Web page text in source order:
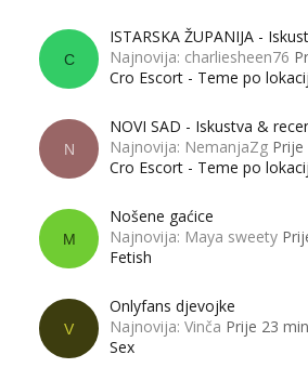
C
ISTARSKA ŽUPANIJA -
Najnovija: charliesheen76
Cro Escort - Teme po
N
NOVI SAD - Iskustva &
Najnovija: NemanjaZg
Cro Escort - Teme po
M
Nošene gaćice
Najnovija: Maya sweety
Fetish
V
Onlyfans djevojke
Najnovija: Vinča Prije 23
Sex